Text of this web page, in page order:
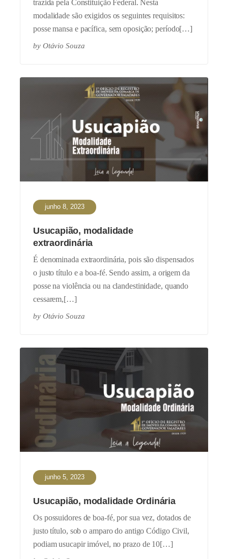
trazida pela Constituição Federal. Nesta
modalidade são exigidos os seguintes requisitos:
posse mansa e pacífica, sem oposição; período[…]
by Otávio Souza
junho 8, 2023
Usucapião, modalidade
extraordinária
É denominada extraordinária, pois são dispensados
o justo título e a boa-fé. Sendo assim, a origem da
posse na violência ou na clandestinidade, quando
cessarem,[…]
by Otávio Souza
junho 5, 2023
Usucapião, modalidade Ordinária
Os possuidores de boa-fé, por sua vez, dotados de
justo título, sob o amparo do antigo Código Civil,
podiam usucapir imóvel, no prazo de 10[…]